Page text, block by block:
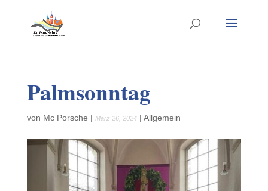
Palmsonntag
von Mc Porsche | März 26, 2024| Allgemein